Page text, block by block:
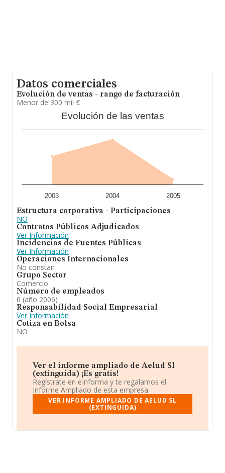
Datos comerciales
Evolución de ventas - rango de facturación
Menor de 300 mil €
Evolución de las ventas
2003 2004 2005
Estructura corporativa - Participaciones
NO
Contratos Públicos Adjudicados
Ver Información
Incidencias de Fuentes Públicas
Ver Información
Operaciones Internacionales
No constan
Grupo Sector
Comercio
Número de empleados
6 (año 2006)
Responsabilidad Social Empresarial
Ver Información
Cotiza en Bolsa
NO
Ver el informe ampliado de Aelud Sl
(extinguida) ¡Es gratis!
Regístrate en eInforma y te regalamos el
Informe Ampliado de esta empresa.
VER INFORME AMPLIADO DE AELUD SL
(EXTINGUIDA)